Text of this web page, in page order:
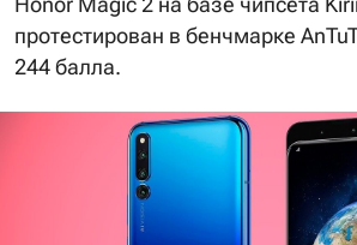
протестирован в бенчмарке
244 балла.